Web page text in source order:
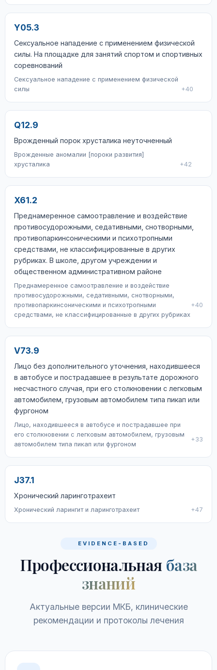
Y05.3
Сексуальное нападение с применением физической
силы. На площадке для занятий спортом и спортивных
соревнований
Сексуальное нападение с применением физической
силы
+40
Q12.9
Врожденный порок хрусталика неуточненный
Врожденные аномалии [пороки развития]
хрусталика
+42
X61.2
Преднамеренное самоотравление и воздействие
противосудорожными, седативными, снотворными,
противопаркинсоническими и психотропными
средствами, не классифицированные в других
рубриках. В школе, другом учреждении и
общественном административном районе
Преднамеренное самоотравление и воздействие
противосудорожными, седативными, снотворными,
противопаркинсоническими и психотропными
средствами, не классифицированные в других рубриках
+40
V73.9
Лицо без дополнительного уточнения, находившееся
в автобусе и пострадавшее в результате дорожного
несчастного случая, при его столкновении с легковым
автомобилем, грузовым автомобилем типа пикап или
фургоном
Лицо, находившееся в автобусе и пострадавшее при
его столкновении с легковым автомобилем, грузовым
автомобилем типа пикап или фургоном
+33
J37.1
Хронический ларинготрахеит
Хронический ларингит и ларинготрахеит +47
EVIDENCE-BASED
Профессиональная база
знаний
Актуальные версии МКБ, клинические
рекомендации и протоколы лечения